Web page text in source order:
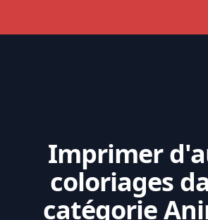
Imprimer
coloriages
catégorie